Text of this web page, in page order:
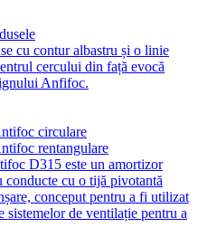
circulare
rentangulare